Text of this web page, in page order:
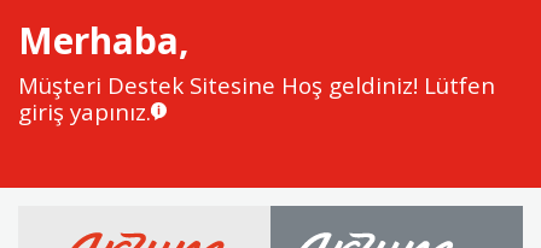
Merhaba,
Müşteri Destek Sitesine Hoş geldiniz! Lütfen
giriş yapınız.